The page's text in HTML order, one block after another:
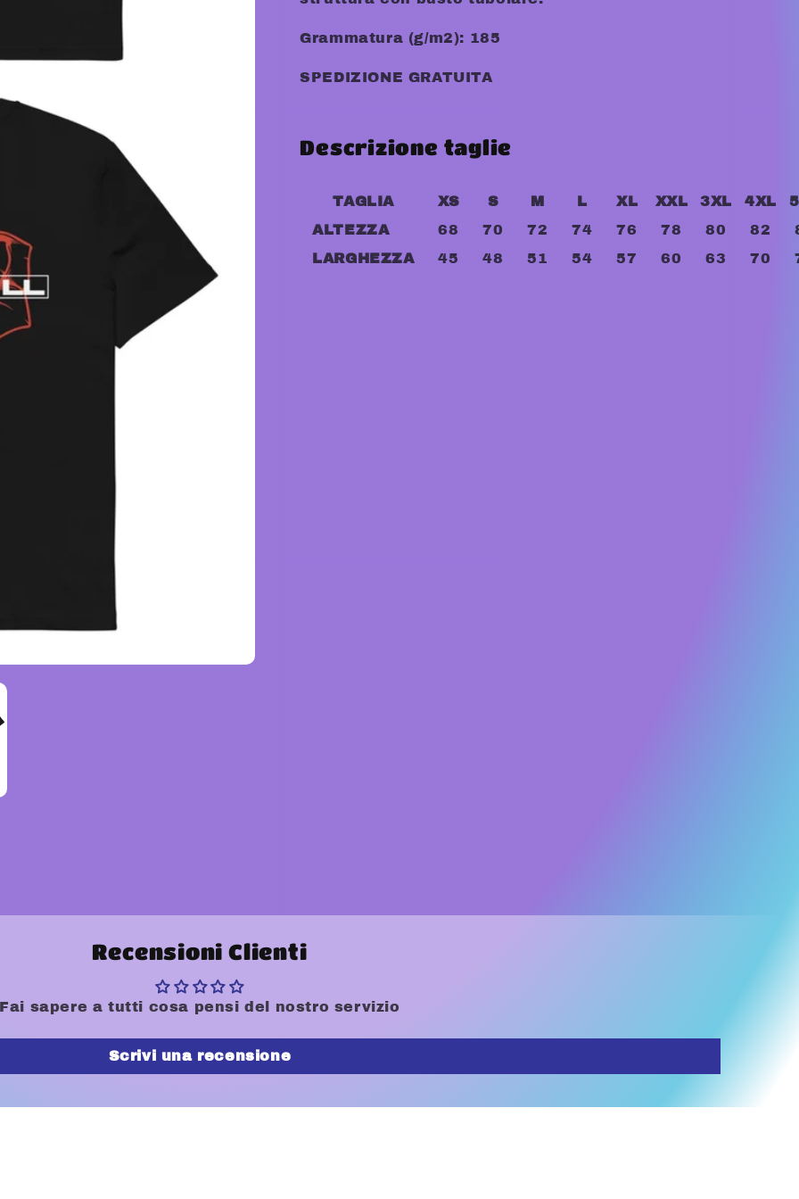
Grammatura (g/m2): 185
SPEDIZIONE GRATUITA
Descrizione taglie
TAGLIA XS S M L XL XXL 3XL 4XL
ALTEZZA
68 70 72 74 76 78 80 82
LARGHEZZA
45 48 51 54 57 60 63 70
Recensioni Clienti
Fai sapere a tutti cosa pensi del nostro servizio
Scrivi una recensione